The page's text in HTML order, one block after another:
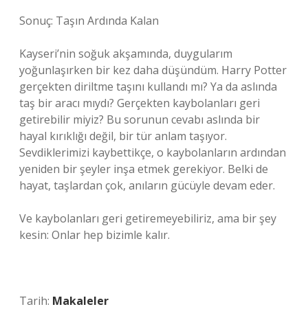
Sonuç: Taşın Ardında Kalan
Kayseri’nin soğuk akşamında, duygularım
yoğunlaşırken bir kez daha düşündüm. Harry Potter
gerçekten diriltme taşını kullandı mı? Ya da aslında
taş bir aracı mıydı? Gerçekten kaybolanları geri
getirebilir miyiz? Bu sorunun cevabı aslında bir
hayal kırıklığı değil, bir tür anlam taşıyor.
Sevdiklerimizi kaybettikçe, o kaybolanların ardından
yeniden bir şeyler inşa etmek gerekiyor. Belki de
hayat, taşlardan çok, anıların gücüyle devam eder.
Ve kaybolanları geri getiremeyebiliriz, ama bir şey
kesin: Onlar hep bizimle kalır.
Tarih: Makaleler